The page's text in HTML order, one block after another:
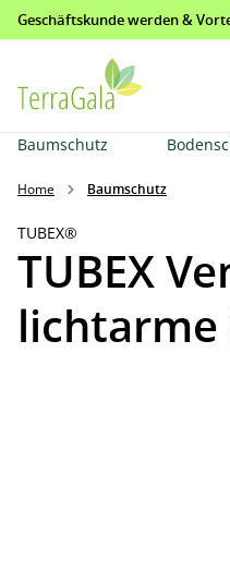
Zur
Geschäftskunde werden &
Baumschutz
Home Baumschutz
TUBEX®
TUBEX
lichtarme